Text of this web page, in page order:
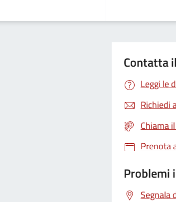
Contatta
Leggi le
Richiedi
Chiama
Prenota
Problemi
Segnala